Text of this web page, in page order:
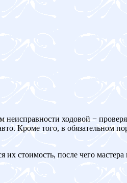
ходовой −
Кроме того, в обязательном
их стоимость, после чего